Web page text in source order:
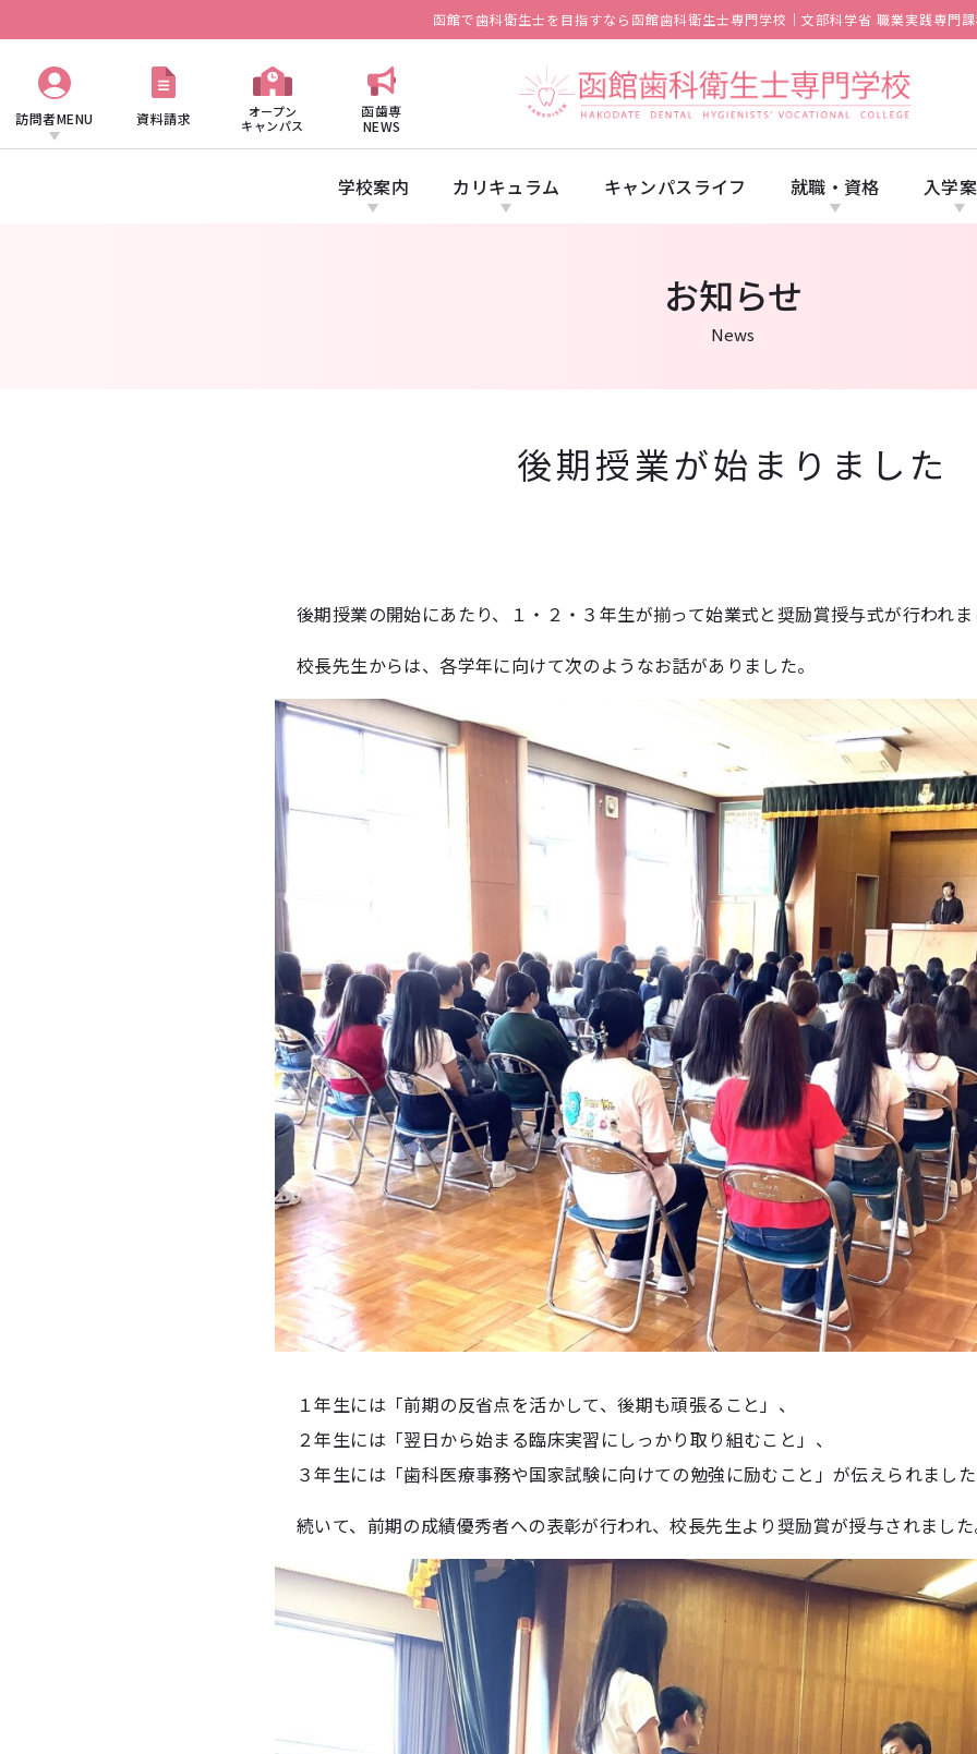
函館で歯科衛生士を目指すなら函館歯科衛生士専門学校｜文部科学省 職業実践専門
訪問者MENU 資料請求
オープン
キャンパス
函歯専
NEWS
学校案内 カリキュラム キャンパスライフ 就職・資格 入学
お知らせ
News
後期授業が始まりました
後期授業の開始にあたり、１・２・３年生が揃って始業式と奨励賞授与式が行われ
校長先生からは、各学年に向けて次のようなお話がありました。
１年生には「前期の反省点を活かして、後期も頑張ること」、
２年生には「翌日から始まる臨床実習にしっかり取り組むこと」、
３年生には「歯科医療事務や国家試験に向けての勉強に励むこと」が伝えられまし
続いて、前期の成績優秀者への表彰が行われ、校長先生より奨励賞が授与されまし